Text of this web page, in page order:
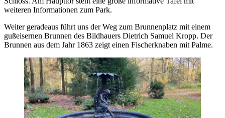
weiteren Informationen zum Park.
Weiter geradeaus führt uns der Weg zum Brunnenplatz mit einem
gußeisernen Brunnen des Bildhauers Dietrich Samuel Kropp. Der
Brunnen aus dem Jahr 1863 zeigt einen Fischerknaben mit Palme.